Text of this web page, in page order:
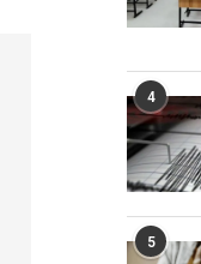
4
5